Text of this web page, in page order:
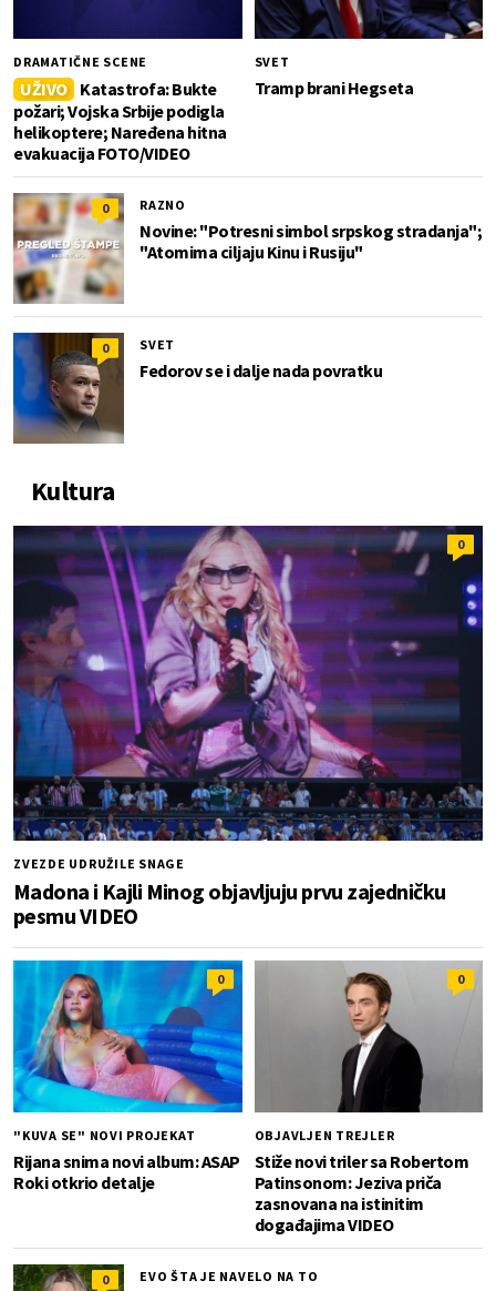
DRAMATIČNE SCENE
UŽIVO
Katastrofa: Bukte
požari; Vojska Srbije podigla
helikoptere; Naređena hitna
evakuacija FOTO/VIDEO
SVET
Tramp brani Hegseta
0 RAZNO
Novine: "Potresni simbol srpskog stradanja";
"Atomima ciljaju Kinu i Rusiju"
0 SVET
Fedorov se i dalje nada povratku
Kultura
0
ZVEZDE UDRUŽILE SNAGE
Madona i Kajli Minog objavljuju prvu zajedničku
pesmu VIDEO
0
"KUVA SE" NOVI PROJEKAT
Rijana snima novi album: ASAP
Roki otkrio detalje
0
OBJAVLJEN TREJLER
Stiže novi triler sa Robertom
Patinsonom: Jeziva priča
zasnovana na istinitim
događajima VIDEO
0 EVO ŠTA JE NAVELO NA TO